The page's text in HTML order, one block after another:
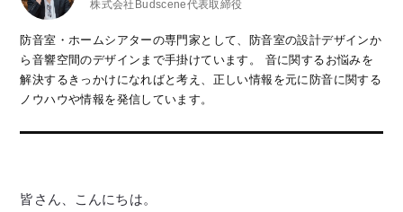
株式会社Budscene代表取締役
防音室・ホームシアターの専門家として、防音室の設計デザインか
ら音響空間のデザインまで手掛けています。 音に関するお悩みを
解決するきっかけになればと考え、正しい情報を元に防音に関する
ノウハウや情報を発信しています。
皆さん、こんにちは。